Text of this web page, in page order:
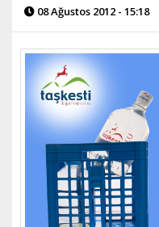
08 Ağustos 2012 - 15:18